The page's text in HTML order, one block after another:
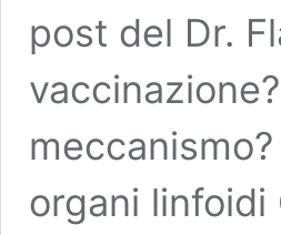
post del Dr.
organi linfoidi